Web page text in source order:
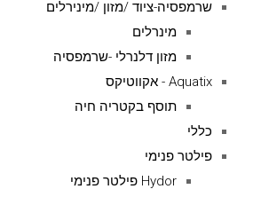
שרמפסיה-ציוד /מזון /מינירלים
מינרלים
מזון דלנרלי -שרמפסיה
Aquatix - אקווטיקס
תוסף בקטריה חיה
כללי
פילטר פנימי
Hydor פילטר פנימי